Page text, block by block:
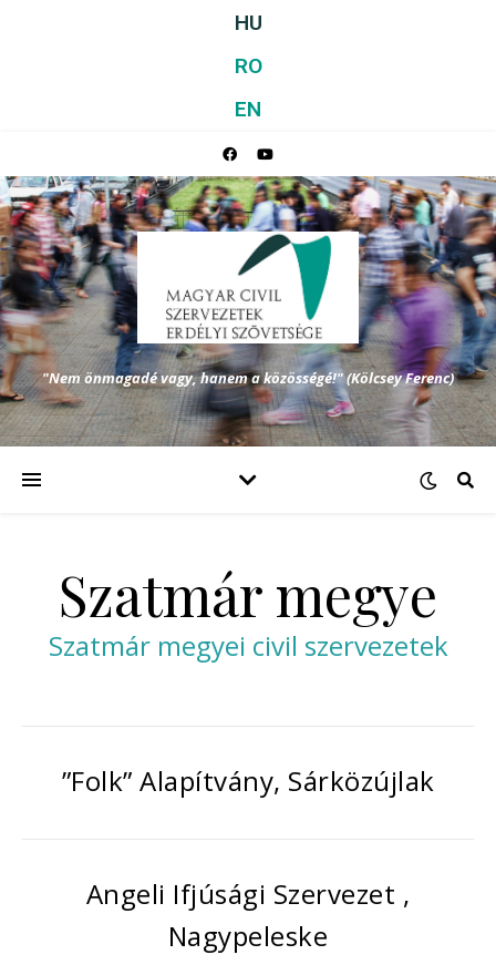
HU
RO
EN
"Nem önmagadé vagy, hanem a közösségé!" (Kölcsey Ferenc)
Szatmár megye
Szatmár megyei civil szervezetek
”Folk” Alapítvány, Sárközújlak
Angeli Ifjúsági Szervezet ,
Nagypeleske